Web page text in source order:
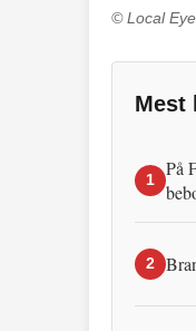
© Local
1
På
2